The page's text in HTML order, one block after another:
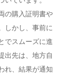
の購入証明書や
しかし、事前に
でスムーズに進
出先は、地方自
れ、結果が通知